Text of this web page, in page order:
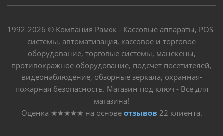
1992-2026 © Компания Рамок - Кассовые аппараты, POS-
системы, автоматизация, кассовое и торговое
оборудование, торговые системы, манекены,
противокражное оборудование, подсчет посетителей,
видеонаблюдение, обзорные зеркала, охранная-
пожарная безопасность. Магазин под ключ - Все для
магазина!
Оценка ★★★★★ на основе отзывов 22 клиента.